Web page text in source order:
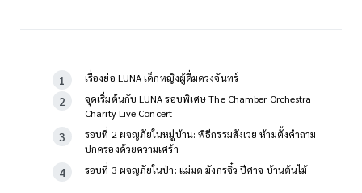
เรื่องย่อ LUNA เด็กหญิงผู้ดื่มดวงจันทร์
จุดเริ่มต้นกับ LUNA รอบพิเศษ The Chamber Orchestra
Charity Live Concert
รอบที่ 2 ผจญภัยในหมู่บ้าน: พิธีกรรมสังเวย ห้ามตั้งคำถาม
ปกครองด้วยความเศร้า
รอบที่ 3 ผจญภัยในป่า: แม่มด มังกรจิ๋ว ปีศาจ บ้านต้นไม้